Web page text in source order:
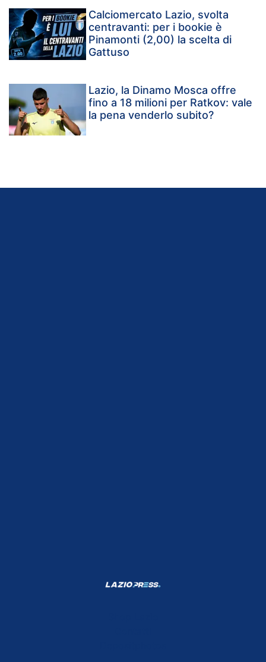
Calciomercato Lazio, svolta
centravanti: per i bookie è
Pinamonti (2,00) la scelta di
Gattuso
Lazio, la Dinamo Mosca offre
fino a 18 milioni per Ratkov: vale
la pena venderlo subito?